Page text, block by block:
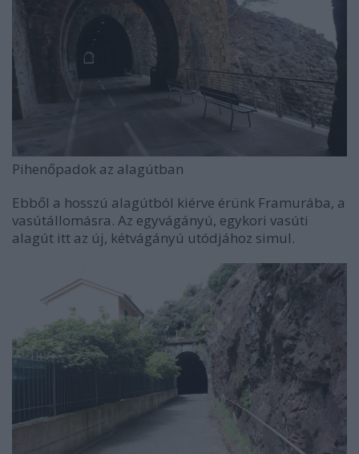
Pihenőpadok az alagútban
Ebből a hosszú alagútból kiérve érünk Framurába, a
vasútállomásra. Az egyvágányú, egykori vasúti
alagút itt az új, kétvágányú utódjához simul.